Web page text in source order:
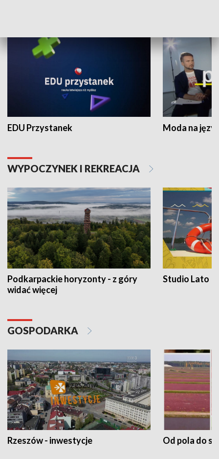
EDU Przystanek Moda na
WYPOCZYNEK I REKREACJA
Podkarpackie horyzonty - z góry
widać więcej
Studio Lato
GOSPODARKA
Rzeszów - inwestycje Od pola do